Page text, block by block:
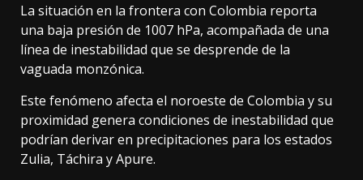
La situación en la frontera con Colombia reporta
una baja presión de 1007 hPa, acompañada de una
línea de inestabilidad que se desprende de la
vaguada monzónica.
Este fenómeno afecta el noroeste de Colombia y su
proximidad genera condiciones de inestabilidad que
podrían derivar en precipitaciones para los estados
Zulia, Táchira y Apure.